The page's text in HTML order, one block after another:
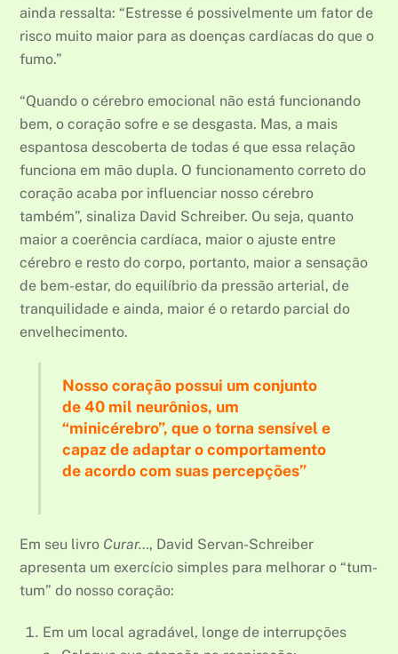
ainda ressalta: “Estresse é possivelmente um fator de
risco muito maior para as doenças cardíacas do que o
fumo.”
“Quando o cérebro emocional não está funcionando
bem, o coração sofre e se desgasta. Mas, a mais
espantosa descoberta de todas é que essa relação
funciona em mão dupla. O funcionamento correto do
coração acaba por influenciar nosso cérebro
também”, sinaliza David Schreiber. Ou seja, quanto
maior a coerência cardíaca, maior o ajuste entre
cérebro e resto do corpo, portanto, maior a sensação
de bem-estar, do equilíbrio da pressão arterial, de
tranquilidade e ainda, maior é o retardo parcial do
envelhecimento.
Nosso coração possui um conjunto
de 40 mil neurônios, um
“minicérebro”, que o torna sensível e
capaz de adaptar o comportamento
de acordo com suas percepções”
Em seu livro Curar…, David Servan-Schreiber
apresenta um exercício simples para melhorar o “tum-
tum” do nosso coração:
Em um local agradável, longe de interrupções